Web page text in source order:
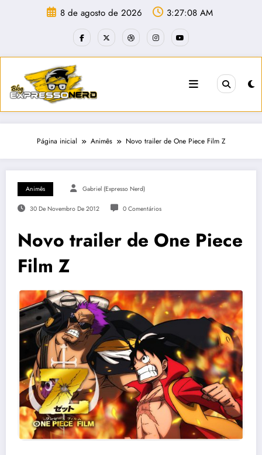
8 de agosto de 2026 3:27:08 AM
Página inicial Animês Novo trailer de One Piece Film Z
Animês Gabriel (Expresso Nerd)
30 De Novembro De 2012 0 Comentários
Novo trailer de One Piece
Film Z